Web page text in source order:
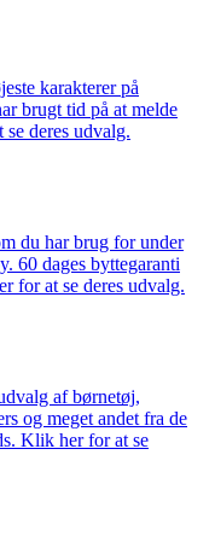
karakterer på
brugt tid på at melde
deres udvalg.
du har brug for under
60 dages byttegaranti
for at se deres udvalg.
af børnetøj,
og meget andet fra de
Klik her for at se